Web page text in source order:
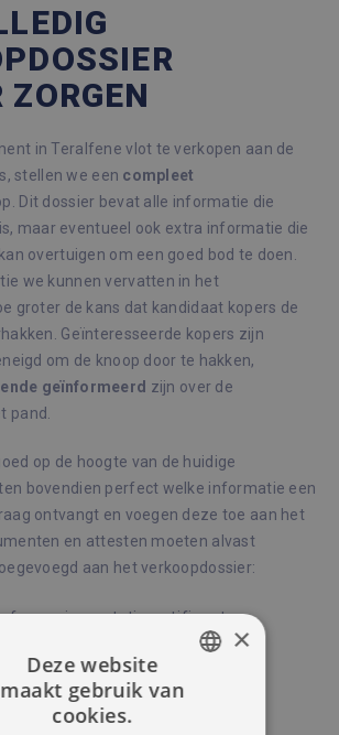
ZORGEN
in Teralfene vlot te verkopen aan de
stellen we een compleet
Dit dossier bevat alle informatie die
maar eventueel ook extra informatie die
overtuigen om een goed bod te doen.
we kunnen vervatten in het
groter de kans dat kandidaat kopers de
Geïnteresseerde kopers zijn
om de knoop door te hakken,
geïnformeerd zijn over de
pand.
op de hoogte van de huidige
bovendien perfect welke informatie een
ontvangt en voegen deze toe aan het
en attesten moeten alvast
aan het verkoopdossier:
of energieprestatiecertificaat
van de waterafvoer en riolering
keuring van de
×
Deze website
maakt gebruik van
cookies.